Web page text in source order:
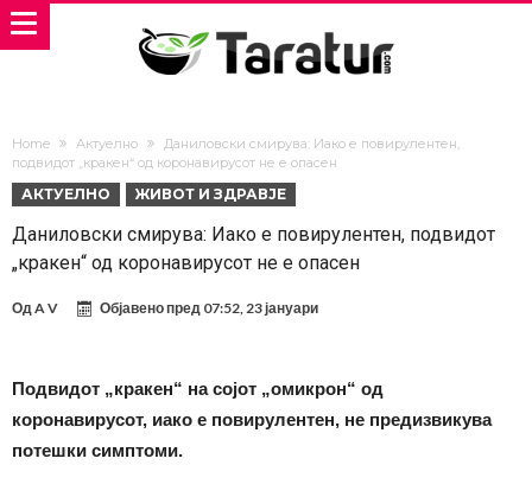
Home Актуелно
Даниловски смирува: Иако е повирулентен,
подвидот „кракен“ од коронавирусот не е опасен
АКТУЕЛНО ЖИВОТ И ЗДРАВЈЕ
Даниловски смирува: Иако е повирулентен, подвидот
„кракен“ од коронавирусот не е опасен
ОдA V Објавено пред 07:52, 23 јануари
Подвидот „кракен“ на сојот „омикрон“ од
коронавирусот, иако е повирулентен, не предизвикува
потешки симптоми.